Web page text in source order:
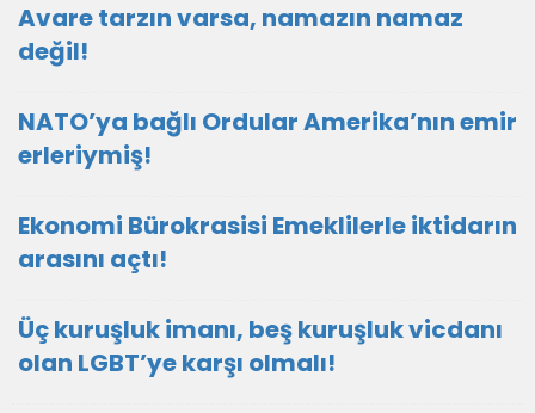
Avare tarzın varsa, namazın namaz
değil!
NATO’ya bağlı Ordular Amerika’nın emir
erleriymiş!
Ekonomi Bürokrasisi Emeklilerle iktidarın
arasını açtı!
Üç kuruşluk imanı, beş kuruşluk vicdanı
olan LGBT’ye karşı olmalı!